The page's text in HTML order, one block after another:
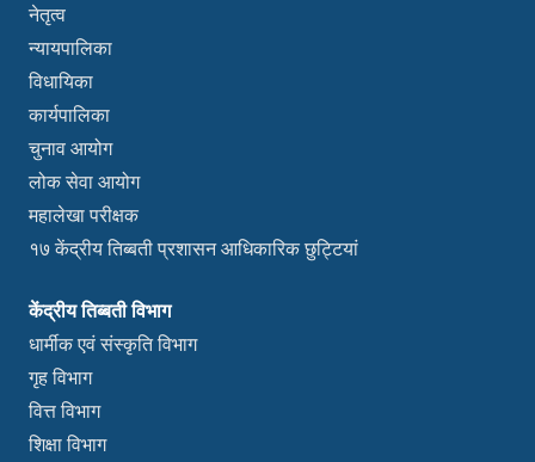
नेतृत्व
न्यायपालिका
विधायिका
कार्यपालिका
चुनाव आयोग
लोक सेवा आयोग
महालेखा परीक्षक
१७ केंद्रीय तिब्बती प्रशासन आधिकारिक छुट्टियां
केंद्रीय तिब्बती विभाग
धार्मीक एवं संस्कृति विभाग
गृह विभाग
वित्त विभाग
शिक्षा विभाग